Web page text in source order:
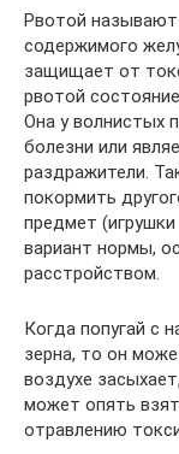
Рвотой
содержимого
защищает от
рвотой
Она у волнистых
болезни или
раздражители.
покормить
предмет
вариант нормы,
расстройством.
Когда попугай с
зерна, то он
воздухе
может опять
отравлению